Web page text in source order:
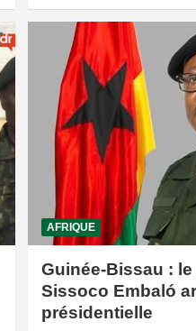
AFRIQUE
Guinée-Bissau :
Sissoco Embaló
présidentielle